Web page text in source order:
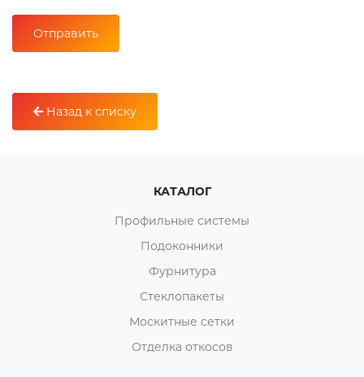
Назад к списку
КАТАЛОГ
Профильные системы
Подоконники
Фурнитура
Стеклопакеты
Москитные сетки
Отделка откосов